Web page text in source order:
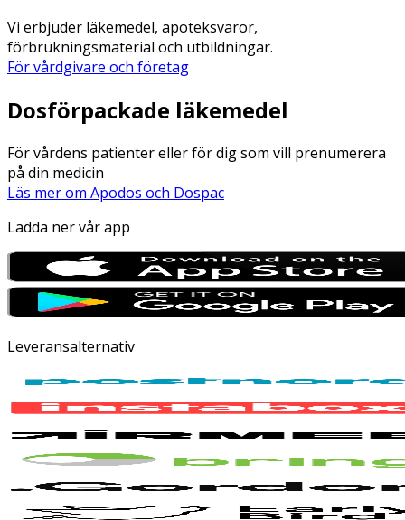
Vi erbjuder läkemedel, apoteksvaror,
förbrukningsmaterial och utbildningar.
För vårdgivare och företag
Dosförpackade läkemedel
För vårdens patienter eller för dig som vill prenumerera
på din medicin
Läs mer om Apodos och Dospac
Ladda ner vår app
Leveransalternativ